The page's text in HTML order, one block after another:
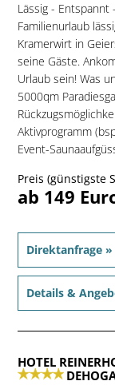
Lässig -
Familienurlaub
Kramerwirt in
seine Gäste.
Urlaub sein! Was
5000qm
Aktivprogramm
Event-
Preis (günstigste
ab 149
Direktanfrage »
Details &
HOTEL